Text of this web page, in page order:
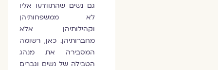
גם נשים שהתוודעו אליו
לא ממשפחותיהן
וקהילותיהן אלא
מחברותיהן. כאן, רשומה
המסבירה את מנהג
הטבילה של נשים וגברים